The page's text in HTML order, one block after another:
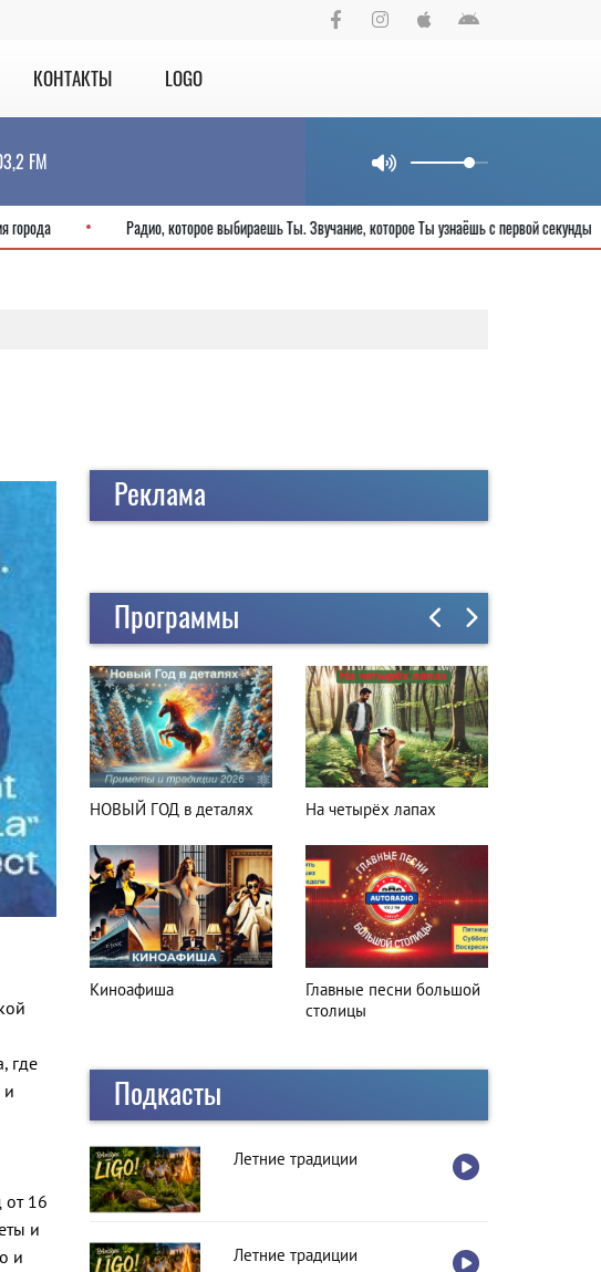
КОНТАКТЫ LOGO
FM
825-летия города Радио, которое выбираешь Ты. Звучание, которое Ты узнаёшь с
где
и
от 16
и
и
Реклама
Программы
На четырёх лапах
Главные песни большой
Куда поехать
Вкусная остановка
Подкасты
Летние традиции
Летние традиции